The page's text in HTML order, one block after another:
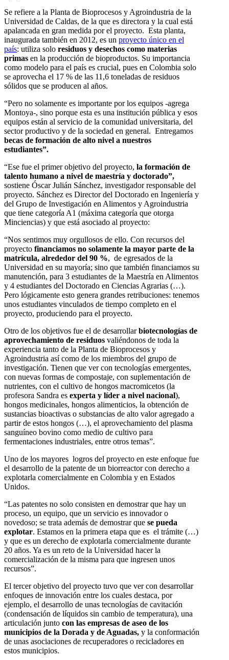
Se refiere a la Planta de Bioprocesos y Agroindustria de la
Universidad de Caldas, de la que es directora y la cual está
apalancada en gran medida por el proyecto. Esta planta,
inaugurada también en 2012, es un proyecto único en el
país: utiliza solo residuos y desechos como materias
primas en la producción de bioproductos. Su importancia
como modelo para el país es crucial, pues en Colombia solo
se aprovecha el 17 % de las 11,6 toneladas de residuos
sólidos que se producen al años.
“Pero no solamente es importante por los equipos -agrega
Montoya-, sino porque esta es una institución pública y esos
equipos están al servicio de la comunidad universitaria, del
sector productivo y de la sociedad en general. Entregamos
becas de formación de alto nivel a nuestros
estudiantes”.
“Ese fue el primer objetivo del proyecto, la formación de
talento humano a nivel de maestría y doctorado”,
sostiene Óscar Julián Sánchez, investigador responsable del
proyecto. Sánchez es Director del Doctorado en Ingeniería y
del Grupo de Investigación en Alimentos y Agroindustria
que tiene categoría A1 (máxima categoría que otorga
Minciencias) y que está asociado al proyecto:
“Nos sentimos muy orgullosos de ello. Con recursos del
proyecto financiamos no solamente la mayor parte de la
matrícula, alrededor del 90 %, de egresados de la
Universidad en su mayoría; sino que también financiamos su
manutención, para 3 estudiantes de la Maestría en Alimentos
y 4 estudiantes del Doctorado en Ciencias Agrarias (…).
Pero lógicamente esto genera grandes retribuciones: tenemos
unos estudiantes vinculados de tiempo completo en el
proyecto, produciendo para el proyecto.
Otro de los objetivos fue el de desarrollarbiotecnologías de
aprovechamiento de residuos valiéndonos de toda la
experiencia tanto de la Planta de Bioprocesos y
Agroindustria así como de los miembros del grupo de
investigación. Tienen que ver con tecnologías emergentes,
con nuevas formas de compostaje, con suplementación de
nutrientes, con el cultivo de hongos macromicetos (la
profesora Sandra es experta y líder a nivel nacional),
hongos medicinales, hongos alimenticios, la obtención de
sustancias bioactivas o substancias de alto valor agregado a
partir de estos hongos (…), el aprovechamiento del plasma
sanguíneo bovino como medio de cultivo para
fermentaciones industriales, entre otros temas”.
Uno de los mayores logros del proyecto en este enfoque fue
el desarrollo de la patente de un biorreactor con derecho a
explotarla comercialmente en Colombia y en Estados
Unidos.
“Las patentes no solo consisten en demostrar que hay un
proceso, un equipo, que un servicio es innovador o
novedoso; se trata además de demostrar que se pueda
explotar. Estamos en la primera etapa que es el trámite (…)
y que es un derecho de explotarla comercialmente durante
20 años. Ya es un reto de la Universidad hacer la
comercialización de la misma para que ingresen unos
recursos”.
El tercer objetivo del proyecto tuvo que ver con desarrollar
enfoques de innovación entre los cuales destaca, por
ejemplo, el desarrollo de unas tecnologías de cavitación
(condensación de líquidos sin cambio de temperatura), una
articulación junto con las empresas de aseo de los
municipios de la Dorada y de Aguadas, y la conformación
de unas asociaciones de recuperadores o recicladores en
estos municipios.